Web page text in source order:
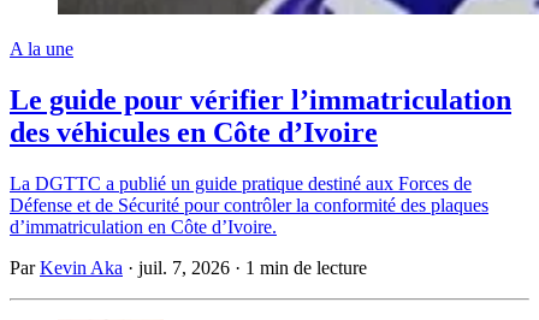
A la une
Le guide pour vérifier l’immatriculation
des véhicules en Côte d’Ivoire
La DGTTC a publié un guide pratique destiné aux Forces de
Défense et de Sécurité pour contrôler la conformité des plaques
d’immatriculation en Côte d’Ivoire.
ParKevin Aka · juil. 7, 2026 · 1 min de lecture